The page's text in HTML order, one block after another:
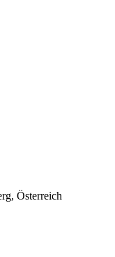
Österreich